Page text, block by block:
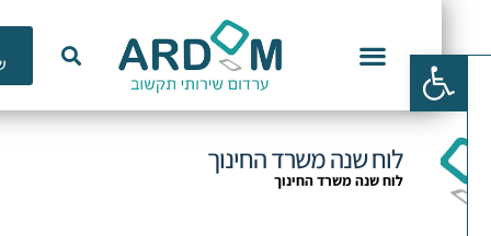
פתח סרגל נגישות
לוח שנה משרד החינוך
לוח שנה משרד החינוך